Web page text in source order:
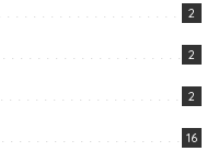
2
2
2
16